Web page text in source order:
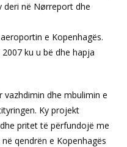
deri në Nørreport dhe
e Kopenhagës.
ku u bë dhe hapja
dhe mbulimin e
Ky projekt
pritet të përfundojë me
qendrën e Kopenhagës